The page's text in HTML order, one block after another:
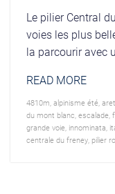
Le pilier Central
voies les plus
la parcourir avec
READ MORE
4810m alpinisme été,
du mont blanc escalade,
grande voie, innominata
centrale du freney, pilier